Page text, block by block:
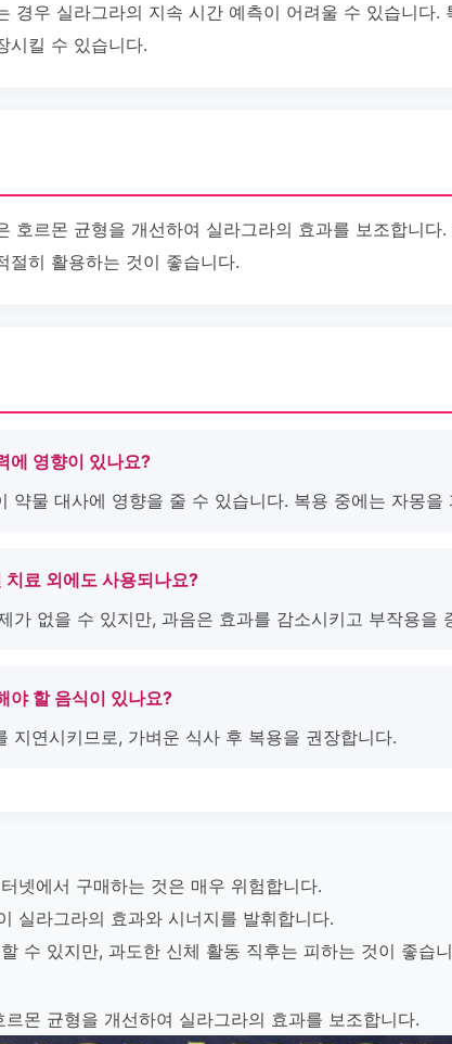
경우 실라그라의 지속 시간 예측이 어려울 수 있습니다.
시킬 수 있습니다.
호르몬 균형을 개선하여 실라그라의 효과를 보조합니다
절히 활용하는 것이 좋습니다.
에 영향이 있나요?
약물 대사에 영향을 줄 수 있습니다. 복용 중에는 자몽을
료 외에도 사용되나요?
가 없을 수 있지만, 과음은 효과를 감소시키고 부작용을
야 할 음식이 있나요?
지연시키므로, 가벼운 식사 후 복용을 권장합니다.
넷에서 구매하는 것은 매우 위험합니다.
실라그라의 효과와 시너지를 발휘합니다.
수 있지만, 과도한 신체 활동 직후는 피하는 것이 좋습
몬 균형을 개선하여 실라그라의 효과를 보조합니다.